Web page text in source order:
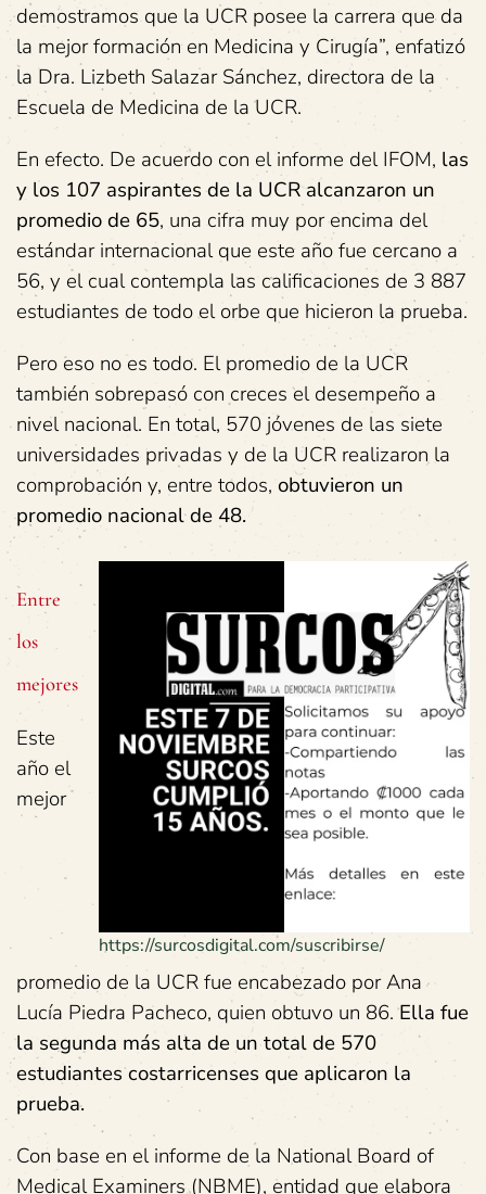
demostramos que la UCR posee la carrera que da
la mejor formación en Medicina y Cirugía”, enfatizó
la Dra. Lizbeth Salazar Sánchez, directora de la
Escuela de Medicina de la UCR.
En efecto. De acuerdo con el informe del IFOM, las
y los 107 aspirantes de la UCR alcanzaron un
promedio de 65, una cifra muy por encima del
estándar internacional que este año fue cercano a
56, y el cual contempla las calificaciones de 3 887
estudiantes de todo el orbe que hicieron la prueba.
Pero eso no es todo. El promedio de la UCR
también sobrepasó con creces el desempeño a
nivel nacional. En total, 570 jóvenes de las siete
universidades privadas y de la UCR realizaron la
comprobación y, entre todos, obtuvieron un
promedio nacional de 48.
https://surcosdigital.com/suscribirse/
Entre
los
mejores
Este
año el
mejor
promedio de la UCR fue encabezado por Ana
Lucía Piedra Pacheco, quien obtuvo un 86.Ella fue
la segunda más alta de un total de 570
estudiantes costarricenses que aplicaron la
prueba.
Con base en el informe de la National Board of
Medical Examiners (NBME), entidad que elabora